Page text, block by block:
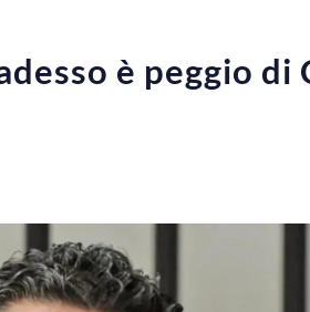
è peggio